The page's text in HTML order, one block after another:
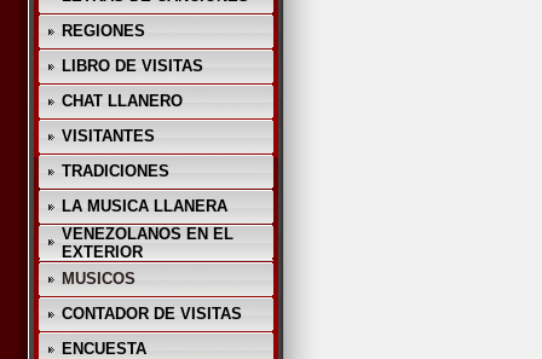
REGIONES
LIBRO DE VISITAS
CHAT LLANERO
VISITANTES
TRADICIONES
LA MUSICA LLANERA
VENEZOLANOS EN EL
EXTERIOR
MUSICOS
CONTADOR DE VISITAS
ENCUESTA